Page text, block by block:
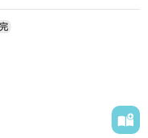
緒里は、その場に居合
一時的に居候させても
×　日田一直（ひだ・
＆ドキドキ、軽いタッ
ブ。
完